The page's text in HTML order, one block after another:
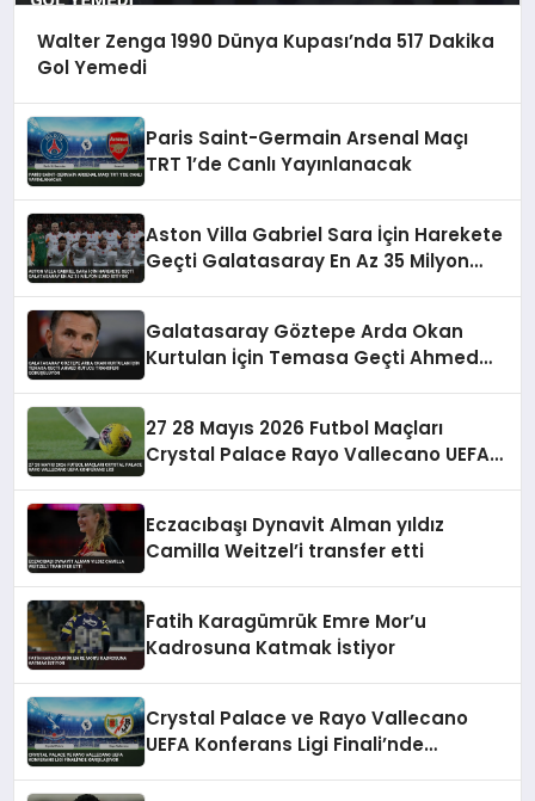
Walter Zenga 1990 Dünya Kupası’nda 517 Dakika
Gol Yemedi
Paris Saint-Germain Arsenal Maçı
TRT 1’de Canlı Yayınlanacak
Aston Villa Gabriel Sara İçin Harekete
Geçti Galatasaray En Az 35 Milyon
Galatasaray Göztepe Arda Okan
Kurtulan İçin Temasa Geçti Ahmed
27 28 Mayıs 2026 Futbol Maçları
Crystal Palace Rayo Vallecano UEFA
Eczacıbaşı Dynavit Alman yıldız
Camilla Weitzel’i transfer etti
Fatih Karagümrük Emre Mor’u
Kadrosuna Katmak İstiyor
Crystal Palace ve Rayo Vallecano
UEFA Konferans Ligi Finali’nde